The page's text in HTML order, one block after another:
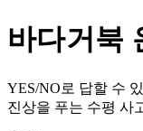
바다거북
YES/NO로 답할 수
진상을 푸는 수평 사